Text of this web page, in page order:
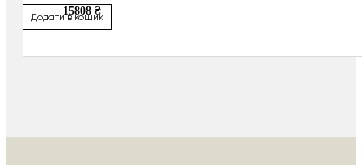
15808 ₴
Додати в кошик